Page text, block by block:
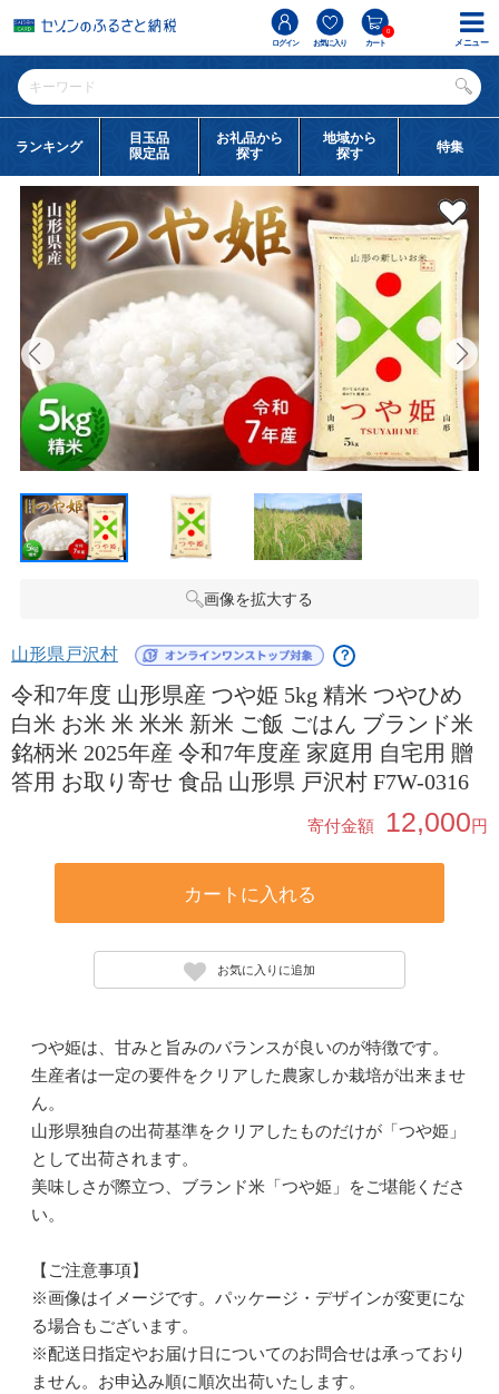
ログイン お気に入り カート
0
ランキング
目玉品
限定品
お礼品から
探す
地域から
探す
特集
画像を拡大する
山形県戸沢村 ？
令和7年度 山形県産 つや姫 5kg 精米 つやひめ
白米 お米 米 米米 新米 ご飯 ごはん ブランド米
銘柄米 2025年産 令和7年度産 家庭用 自宅用 贈
答用 お取り寄せ 食品 山形県 戸沢村 F7W-0316
寄付金額 12,000円
カートに入れる
お気に入りに追加
つや姫は、甘みと旨みのバランスが良いのが特徴です。
生産者は一定の要件をクリアした農家しか栽培が出来ませ
ん。
山形県独自の出荷基準をクリアしたものだけが「つや姫」
として出荷されます。
美味しさが際立つ、ブランド米「つや姫」をご堪能くださ
い。
【ご注意事項】
※画像はイメージです。パッケージ・デザインが変更にな
る場合もございます。
※配送日指定やお届け日についてのお問合せは承っており
ません。お申込み順に順次出荷いたします。
メニュー